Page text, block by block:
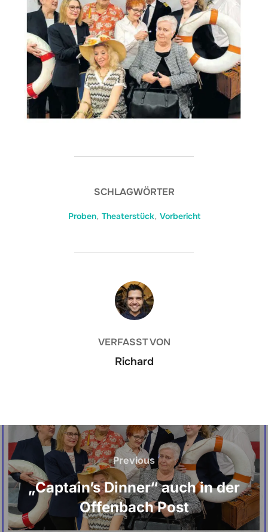
SCHLAGWÖRTER
Proben, Theaterstück, Vorbericht
BEITRAGSAUTOR
VERFASST VON
Richard
Previous
„Captain’s Dinner“ auch in der
Offenbach Post